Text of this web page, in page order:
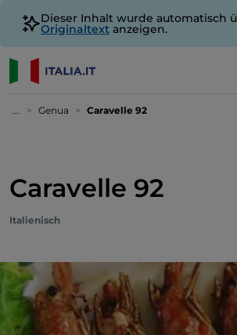
Dieser Inhalt wurde automatisch
Originaltext anzeigen.
... Genua Caravelle 92
Caravelle 92
Italienisch